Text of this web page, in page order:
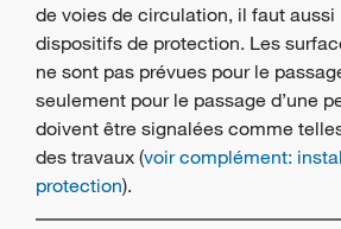
de voies de circulation, il faut aussi
dispositifs de protection. Les
ne sont pas prévues pour le
seulement pour le passage d’une
doivent être signalées comme
des travaux (voir complément:
protection).